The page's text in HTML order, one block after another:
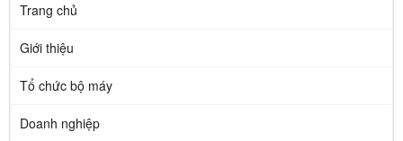
Trang chủ
Giới thiệu
Tổ chức bộ máy
Doanh nghiệp